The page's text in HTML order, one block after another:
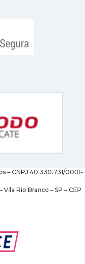
– CNPJ 40.330.731/0001-
Rio Branco – SP – CEP